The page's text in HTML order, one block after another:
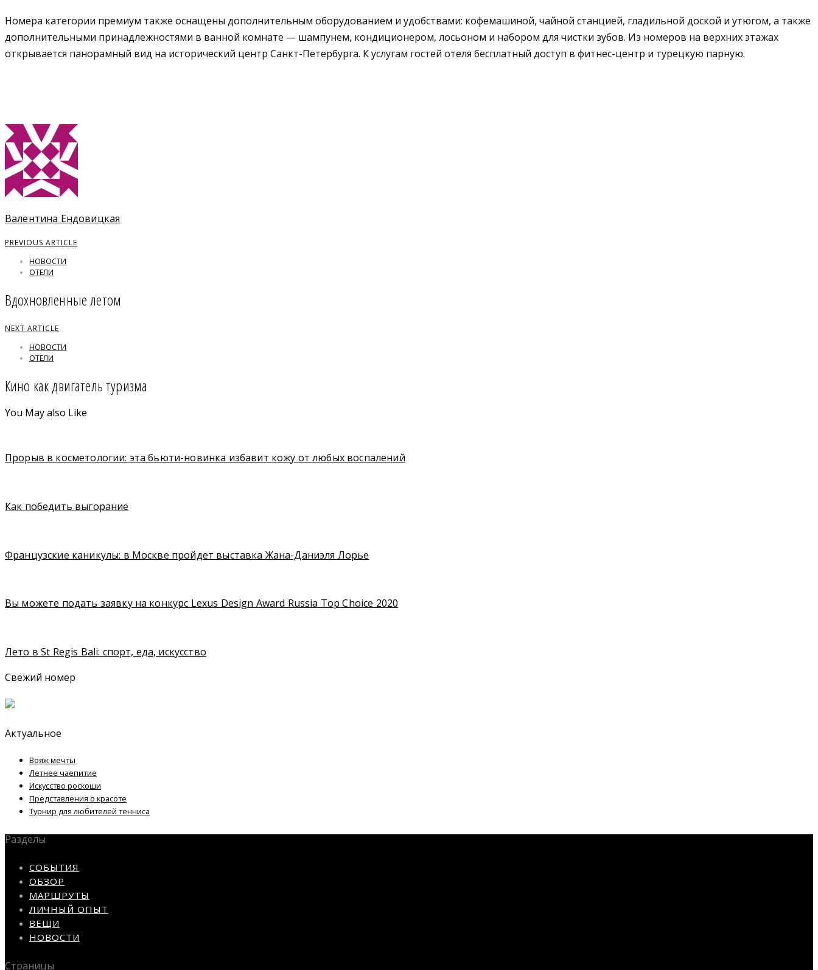
Номера категории премиум также оснащены дополнительным оборудованием и удобствами: кофемашиной, чайной станцией, гладильной доской и утюгом, а также
дополнительными принадлежностями в ванной комнате — шампунем, кондиционером, лосьоном и набором для чистки зубов. Из номеров на верхних этажах
открывается панорамный вид на исторический центр Санкт-Петербурга. К услугам гостей отеля бесплатный доступ в фитнес-центр и турецкую парную.
Валентина Ендовицкая
PREVIOUS ARTICLE
НОВОСТИ
ОТЕЛИ
Вдохновленные летом
NEXT ARTICLE
НОВОСТИ
ОТЕЛИ
Кино как двигатель туризма
You May also Like
Прорыв в косметологии: эта бьюти-новинка избавит кожу от любых воспалений
Как победить выгорание
Французские каникулы: в Москве пройдет выставка Жана-Даниэля Лорье
Вы можете подать заявку на конкурс Lexus Design Award Russia Top Choice 2020
Лето в St Regis Bali: спорт, еда, искусство
Свежий номер
Актуальное
Вояж мечты
Летнее чаепитие
Искусство роскоши
Представления о красоте
Турнир для любителей тенниса
Разделы
СОБЫТИЯ
ОБЗОР
МАРШРУТЫ
ЛИЧНЫЙ ОПЫТ
ВЕЩИ
НОВОСТИ
Страницы